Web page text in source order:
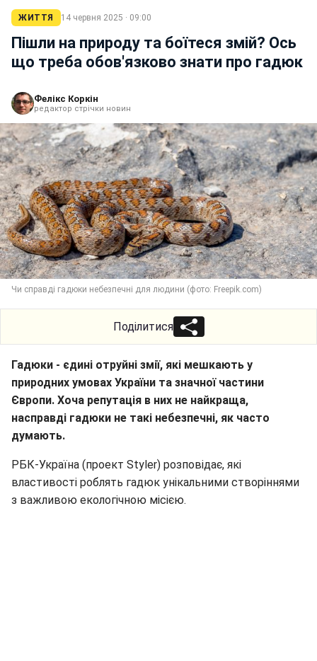
ЖИТТЯ 14 червня 2025 · 09:00
Пішли на природу та боїтеся змій? Ось
що треба обов'язково знати про гадюк
Фелікс Коркін
редактор стрічки новин
Чи справді гадюки небезпечні для людини (фото: Freepik.com)
Поділитися
Гадюки - єдині отруйні змії, які мешкають у
природних умовах України та значної частини
Європи. Хоча репутація в них не найкраща,
насправді гадюки не такі небезпечні, як часто
думають.
РБК-Україна (проект Styler) розповідає, які
властивості роблять гадюк унікальними створіннями
з важливою екологічною місією.